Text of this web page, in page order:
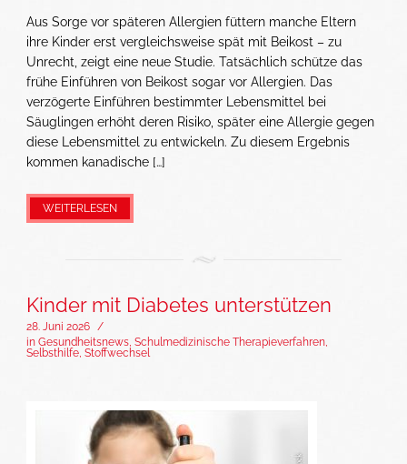
Aus Sorge vor späteren Allergien füttern manche Eltern
ihre Kinder erst vergleichsweise spät mit Beikost – zu
Unrecht, zeigt eine neue Studie. Tatsächlich schütze das
frühe Einführen von Beikost sogar vor Allergien. Das
verzögerte Einführen bestimmter Lebensmittel bei
Säuglingen erhöht deren Risiko, später eine Allergie gegen
diese Lebensmittel zu entwickeln. Zu diesem Ergebnis
kommen kanadische […]
WEITERLESEN
Kinder mit Diabetes unterstützen
28. Juni 2026 /
in Gesundheitsnews, Schulmedizinische Therapieverfahren,
Selbsthilfe, Stoffwechsel